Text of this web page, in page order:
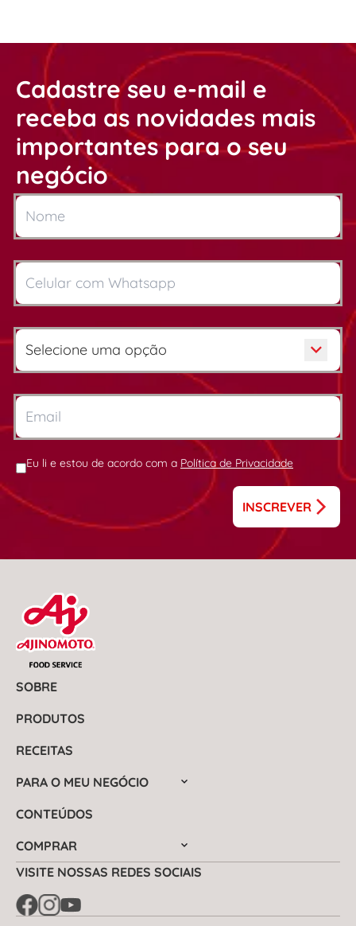
Cadastre seu e-mail e
receba as novidades mais
importantes para o seu
negócio
Eu li e estou de acordo com a Política de Privacidade
INSCREVER
SOBRE
PRODUTOS
RECEITAS
PARA O MEU NEGÓCIO
CONTEÚDOS
COMPRAR
VISITE NOSSAS REDES SOCIAIS